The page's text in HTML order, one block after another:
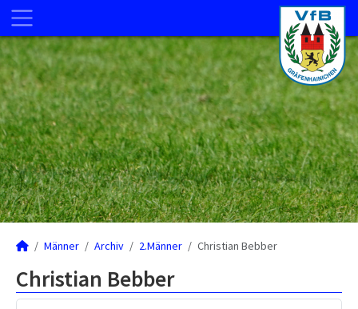
Männer Archiv 2.Männer Christian Bebber
Christian Bebber